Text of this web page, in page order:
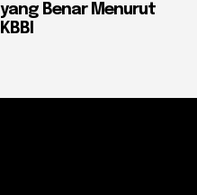
yang Benar Menurut
KBBI